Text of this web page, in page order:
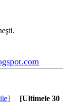
] [Ultimele 30